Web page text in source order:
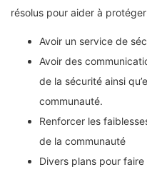
résolus pour aider à
Avoir un service de
Avoir des
de la sécurité ainsi
communauté.
Renforcer les
de la communauté
Divers plans pour